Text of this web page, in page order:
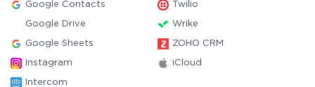
Google Contacts Twilio
Google Drive Wrike
Google Sheets ZOHO CRM
Instagram iCloud
Intercom